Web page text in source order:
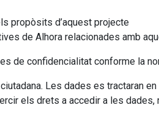
propòsits d’aquest projecte
de Alhora relacionades amb
de confidencialitat conforme la
Les dades es tractaran
els drets a accedir a les